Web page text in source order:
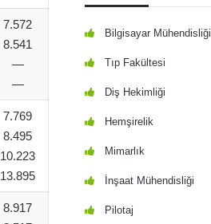
7.572
8.541
—
—
7.769
8.495
10.223
13.895
8.917
Bilgisayar Mühendisliği
Tıp Fakültesi
Diş Hekimliği
Hemşirelik
Mimarlık
İnşaat Mühendisliği
Pilotaj